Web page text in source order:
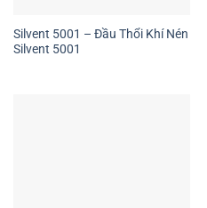
Silvent 5001 – Đầu Thổi Khí Nén
Silvent 5001